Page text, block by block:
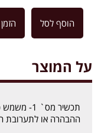
הוסף לסל
על המוצר
תכשיר מס`
ההבהרה או לתערובת